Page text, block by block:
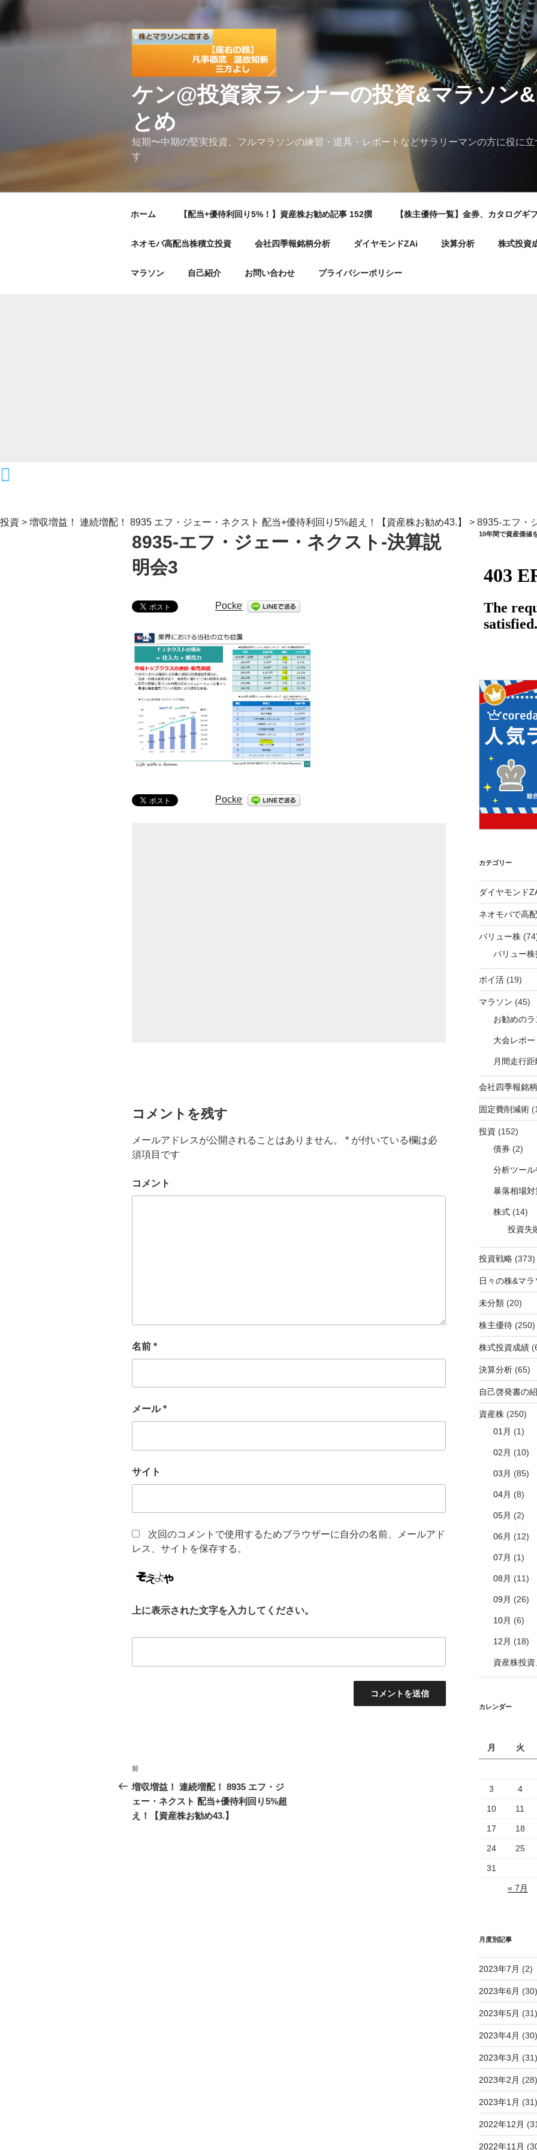
コ
テ
ケン@投資家ランナーの投資&マラソン
とめ
短期〜中期の堅実投資、フルマラソンの練習・道具・レポートなどサラリーマンの方に役に
す
ホーム 【配当+優待利回り5%！】資産株お勧め記事 152撰 【株主優待一覧】金券、カタログギ
ネオモバ高配当株積立投資 会社四季報銘柄分析 ダイヤモンドZAi 決算分析 株式投資
マラソン 自己紹介 お問い合わせ プライバシーポリシー
投資 > 増収増益！ 連続増配！ 8935 エフ・ジェー・ネクスト 配当+優待利回り5%超え！【資産株お勧め43.】 > 8935-エフ・
8935-エフ・ジェー・ネクスト-決算説
明会3
Pocket
Pocket
コメントを残す
メールアドレスが公開されることはありません。 * が付いている欄は必
須項目です
コメント
名前 *
メール*
サイト
次回のコメントで使用するためブラウザーに自分の名前、メールアド
レス、サイトを保存する。
上に表示された文字を入力してください。
投
稿
ナ
前
の
投
稿
前
増収増益！ 連続増配！ 8935 エフ・ジ
ェー・ネクスト 配当+優待利回り5%超
え！【資産株お勧め43.】
10年間で資産価値
カテゴリー
ダイヤモンド
ネオモバで高
バリュー株
バリュー
ポイ活(19)
マラソン (45)
お勧めの
大会レポー
月間走行距
会社四季報銘
固定費削減術
投資 (152)
債券 (2)
分析ツー
暴落相場対
株式(14)
投資失
投資戦略(373)
日々の株&マ
未分類(20)
株主優待(250)
株式投資成績
決算分析(65)
自己啓発書の
資産株(250)
01月 (1)
02月 (10)
03月 (85)
04月 (8)
05月 (2)
06月 (12)
07月 (1)
08月 (11)
09月 (26)
10月 (6)
12月 (18)
資産株投資
カレンダー
月
火
3 4
10 11
17 18
24 25
31
« 7月
月度別記事
2023年7月 (2)
2023年6月 (30)
2023年5月 (31)
2023年4月 (30)
2023年3月 (31)
2023年2月 (28)
2023年1月 (31)
2022年12月
2022年11月